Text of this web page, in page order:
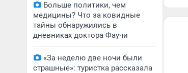
Больше политики, чем
медицины? Что за ковидные
тайны обнаружились в
дневниках доктора Фаучи
«За неделю две ночи были
страшные»: туристка рассказала